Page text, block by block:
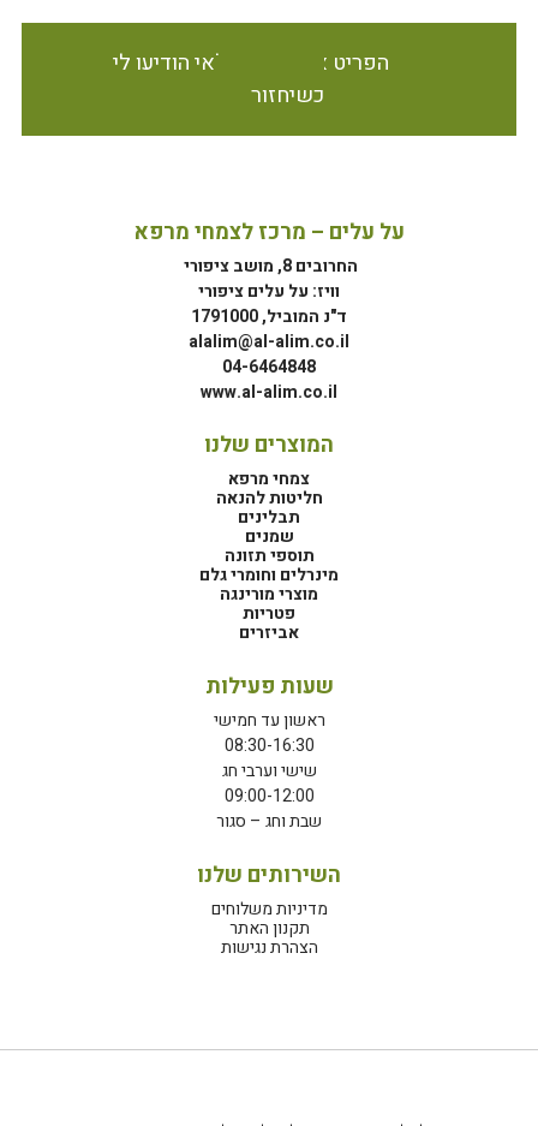
הפריט אינו זמין במלאי הודיעו לי
כשיחזור
על עלים – מרכז לצמחי מרפא
החרובים 8, מושב ציפורי
וויז: על עלים ציפורי
ד"נ המוביל, 1791000
alalim@al-alim.co.il
04-6464848
www.al-alim.co.il
המוצרים שלנו
צמחי מרפא
חליטות להנאה
תבלינים
שמנים
תוספי תזונה
מינרלים וחומרי גלם
מוצרי מורינגה
פטריות
אביזרים
שעות פעילות
ראשון עד חמישי
08:30-16:30
שישי וערבי חג
09:00-12:00
שבת וחג – סגור
השירותים שלנו
מדיניות משלוחים
תקנון האתר
הצהרת נגישות